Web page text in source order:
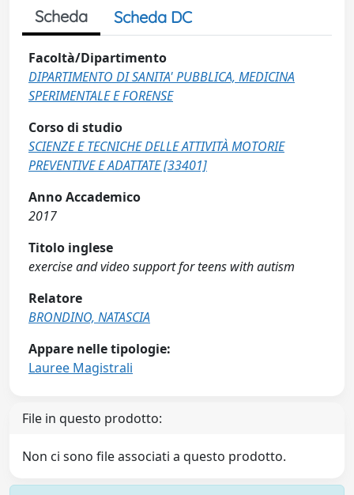
Scheda Scheda DC
Facoltà/Dipartimento
DIPARTIMENTO DI SANITA' PUBBLICA, MEDICINA
SPERIMENTALE E FORENSE
Corso di studio
SCIENZE E TECNICHE DELLE ATTIVITÀ MOTORIE
PREVENTIVE E ADATTATE [33401]
Anno Accademico
2017
Titolo inglese
exercise and video support for teens with autism
Relatore
BRONDINO, NATASCIA
Appare nelle tipologie:
Lauree Magistrali
File in questo prodotto:
Non ci sono file associati a questo prodotto.